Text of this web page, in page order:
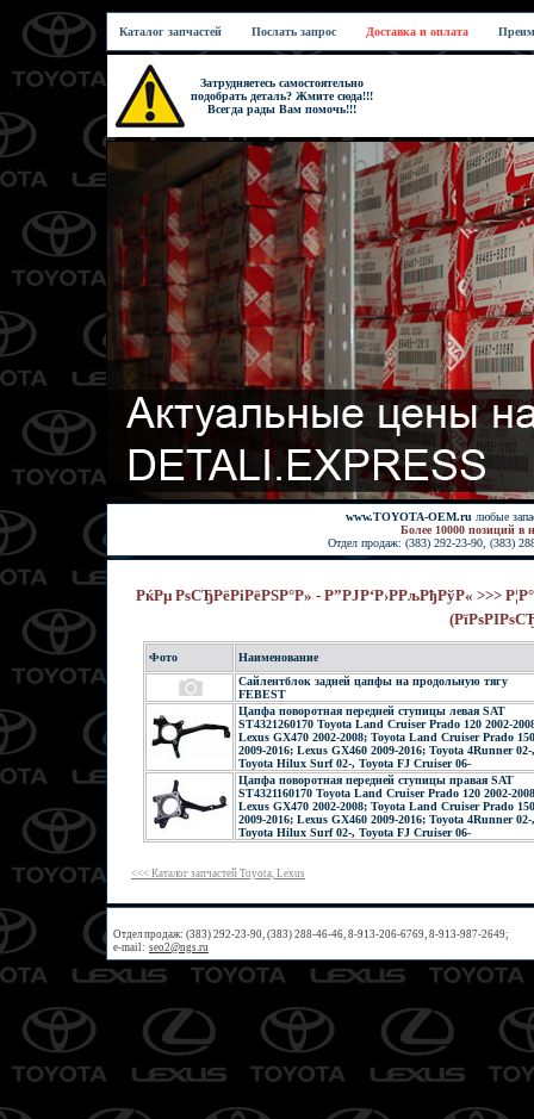
Каталог запчастей Послать запрос Доставка и оплата
Затрудняетесь самостоятельно
подобрать деталь? Жмите сюда!!!
Всегда рады Вам помочь!!!
www.TOYOTA-OEM.ru любые
Более 10000 позиций в
Отдел продаж: (383) 292-23-90, (383)
РќРµ РѕСЂРёРіРёРЅР°Р» - Р”РЈР‘Р›РРљРђРўР« >>>
Фото
Наименование
Сайлентблок задней цапфы на продольную тягу
FEBEST
Цапфа поворотная передней ступицы левая SAT
ST4321260170 Toyota Land Cruiser Prado 120 2002-
Lexus GX470 2002-2008; Toyota Land Cruiser Prado 150
2009-2016; Lexus GX460 2009-2016; Toyota 4Runner 02-,
Toyota Hilux Surf 02-, Toyota FJ Cruiser 06-
Цапфа поворотная передней ступицы правая SAT
ST4321160170 Toyota Land Cruiser Prado 120 2002-
Lexus GX470 2002-2008; Toyota Land Cruiser Prado 150
2009-2016; Lexus GX460 2009-2016; Toyota 4Runner 02-,
Toyota Hilux Surf 02-, Toyota FJ Cruiser 06-
<<< Каталог запчастей Toyota, Lexus
Отдел продаж: (383) 292-23-90, (383) 288-46-46, 8-913-206-6769, 8-913-987-2649;
e-mail: seo2@ngs.ru